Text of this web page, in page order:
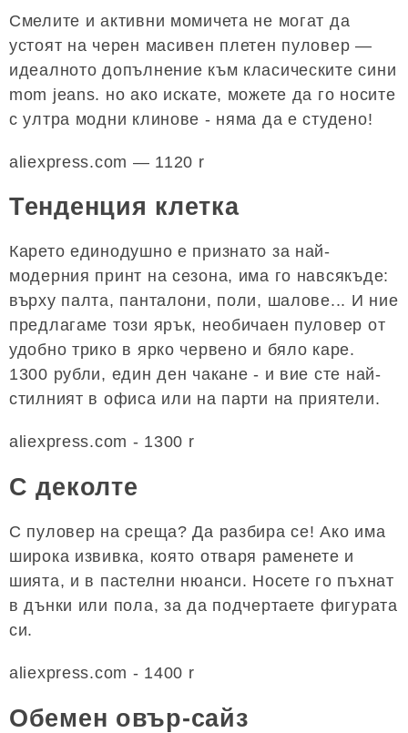
Смелите и активни момичета не могат да
устоят на черен масивен плетен пуловер —
идеалното допълнение към класическите сини
mom jeans. но ако искате, можете да го носите
с ултра модни клинове - няма да е студено!
aliexpress.com — 1120 r
Тенденция клетка
Карето единодушно е признато за най-
модерния принт на сезона, има го навсякъде:
върху палта, панталони, поли, шалове... И ние
предлагаме този ярък, необичаен пуловер от
удобно трико в ярко червено и бяло каре.
1300 рубли, един ден чакане - и вие сте най-
стилният в офиса или на парти на приятели.
aliexpress.com - 1300 r
С деколте
С пуловер на среща? Да разбира се! Ако има
широка извивка, която отваря раменете и
шията, и в пастелни нюанси. Носете го пъхнат
в дънки или пола, за да подчертаете фигурата
си.
aliexpress.com - 1400 r
Обемен овър-сайз